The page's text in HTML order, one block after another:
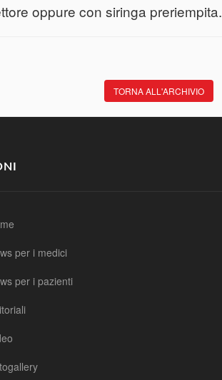
oppure con siringa preriempita.
TORNA ALL'ARCHIVIO
per i medici
per i pazienti